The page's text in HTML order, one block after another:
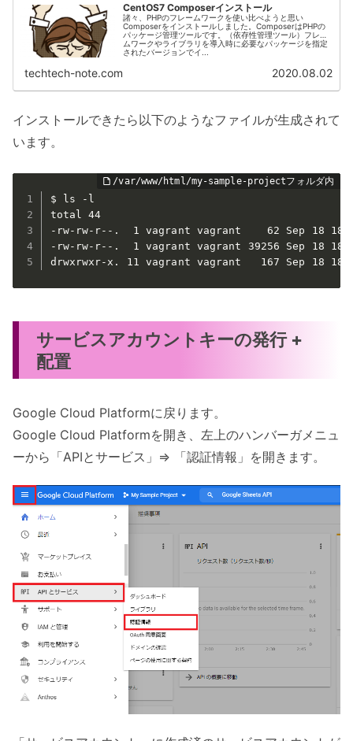
CentOS7 Composerインストール
諸々、PHPのフレームワークを使い比べようと思い
Composerをインストールしました。ComposerはPHPの
パッケージ管理ツールです。（依存性管理ツール）フレー
ムワークやライブラリを導入時に必要なパッケージを指定
されたバージョンでイ...
techtech-note.com 2020.08.02
インストールできたら以下のようなファイルが生成されて
います。
$ ls -l
total 44
-rw-rw-r--.  1 vagrant vagrant    62 Sep 18
-rw-rw-r--.  1 vagrant vagrant 39256 Sep 18
drwxrwxr-x. 11 vagrant vagrant   167 Sep 18
サービスアカウントキーの発行 +
配置
Google Cloud Platformに戻ります。
Google Cloud Platformを開き、左上のハンバーガメニュ
ーから「APIとサービス」=> 「認証情報」を開きます。